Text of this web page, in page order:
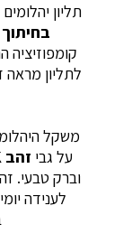
תליון
קומפוזיציה
לתליון מראה
משקל
על גבי זהב 14K
וברק טבעי.
לענידה